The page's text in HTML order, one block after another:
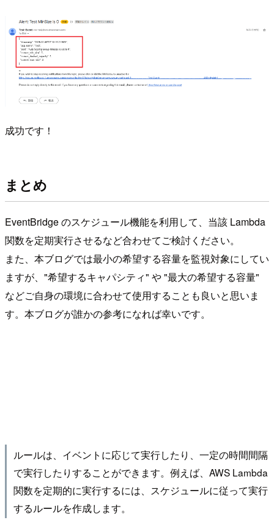
成功です！
まとめ
EventBridge のスケジュール機能を利用して、当該 Lambda
関数を定期実行させるなど合わせてご検討ください。
また、本ブログでは最小の希望する容量を監視対象にしてい
ますが、"希望するキャパシティ" や "最大の希望する容量"
などご自身の環境に合わせて使用することも良いと思いま
す。本ブログが誰かの参考になれば幸いです。
ルールは、イベントに応じて実行したり、一定の時間間隔
で実行したりすることができます。例えば、AWS Lambda
関数を定期的に実行するには、スケジュールに従って実行
するルールを作成します。